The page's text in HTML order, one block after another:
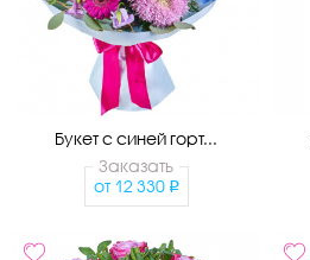
Букет с синей горт...
Заказать
от 12 330